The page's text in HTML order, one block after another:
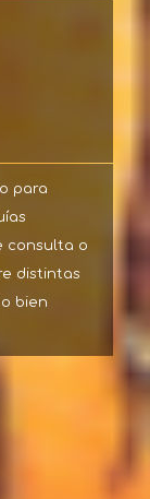
para
consulta o
distintas
bien